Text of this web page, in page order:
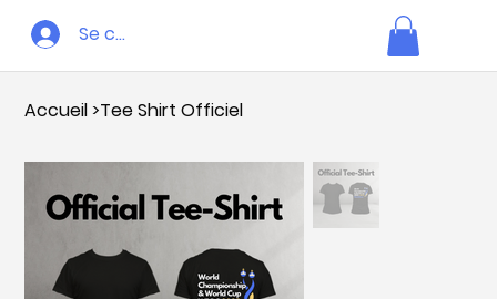
Se connecter
Accueil>Tee Shirt Officiel